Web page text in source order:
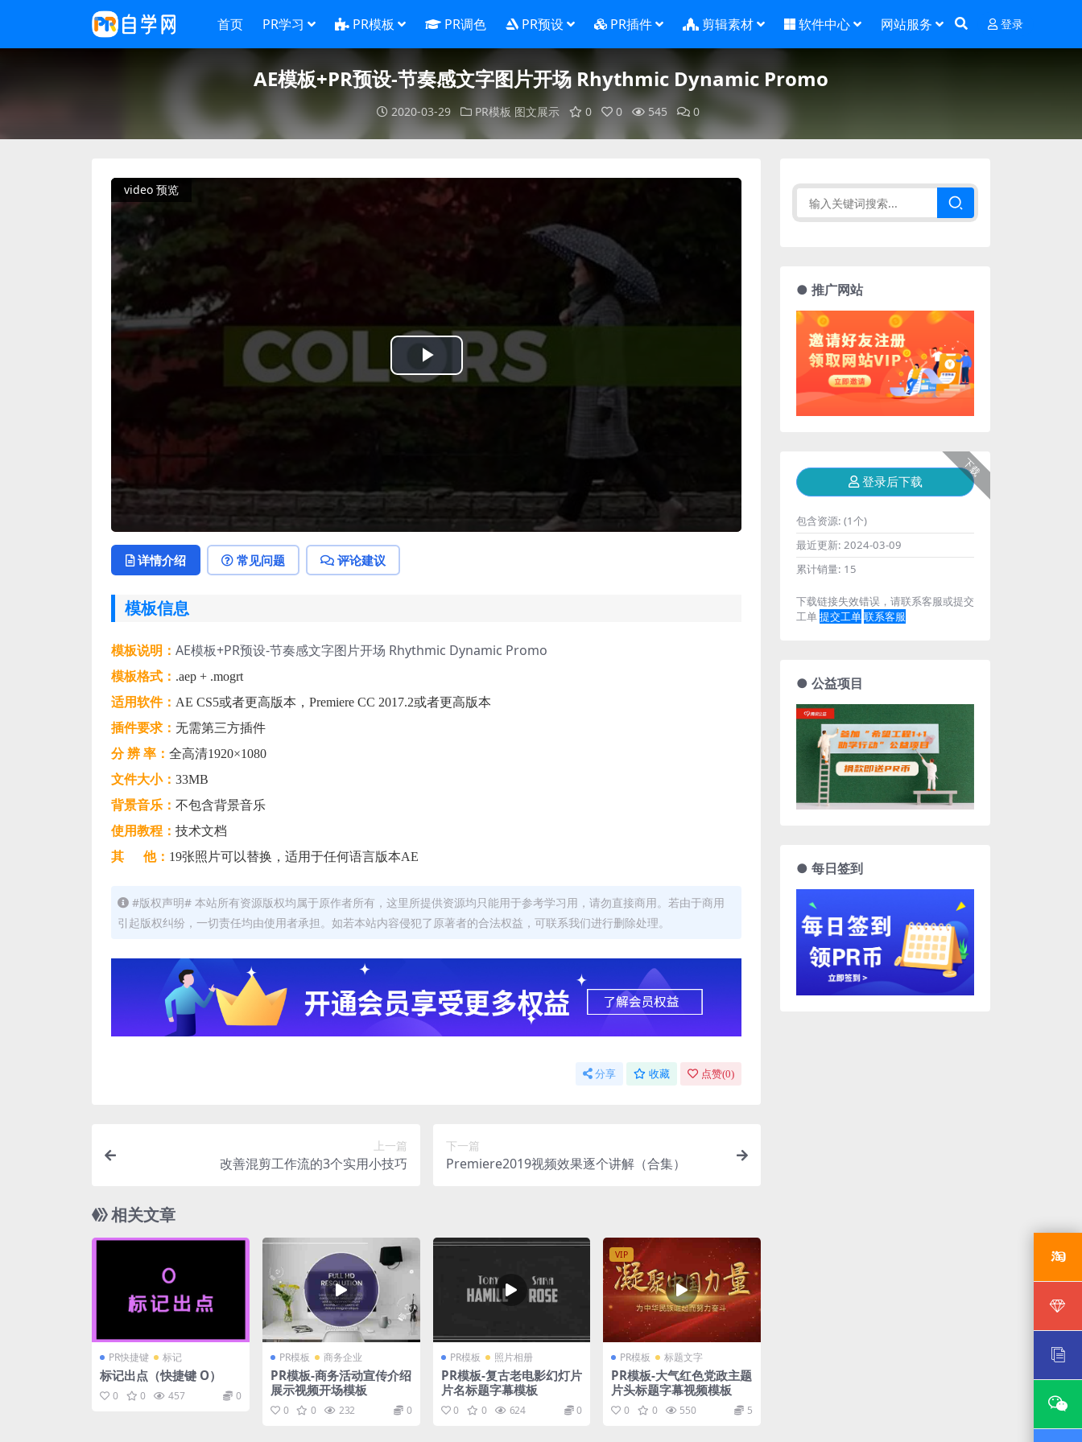
首页 PR学习 PR模板 PR调色 PR预设 PR插件 剪辑素材 软件中心 网站服务 登录
AE模板+PR预设-节奏感文字图片开场 Rhythmic Dynamic Promo
2020-03-29 PR模板 图文展示 0 0 545 0
video 预览
Play
详情介绍 常见问题 评论建议
模板信息
模板说明： AE模板+PR预设-节奏感文字图片开场 Rhythmic Dynamic Promo
模板格式： .aep + .mogrt
适用软件： AE CS5或者更高版本，Premiere CC 2017.2或者更高版本
插件要求： 无需第三方插件
分 辨 率： 全高清1920×1080
文件大小： 33MB
背景音乐： 不包含背景音乐
使用教程： 技术文档
其 他： 19张照片可以替换，适用于任何语言版本AE
#版权声明# 本站所有资源版权均属于原作者所有，这里所提供资源均只能用于参考学习用，请勿直接商用。若由于商用
引起版权纠纷，一切责任均由使用者承担。如若本站内容侵犯了原著者的合法权益，可联系我们进行删除处理。
分享 收藏 点赞(0)
上一篇
改善混剪工作流的3个实用小技巧
下一篇
Premiere2019视频效果逐个讲解（合集）
相关文章
PR快捷键 标记
标记出点（快捷键 O）
0 0 457 0
PR模板 商务企业
PR模板-商务活动宣传介绍
展示视频开场模板
0 0 232 0
PR模板 照片相册
PR模板-复古老电影幻灯片
片名标题字幕模板
0 0 624 0
VIP
PR模板 标题文字
PR模板-大气红色党政主题
片头标题字幕视频模板
0 0 550 5
● 推广网站
下载
登录后下载
包含资源: (1个)
最近更新: 2024-03-09
累计销量: 15
下载链接失效错误，请联系客服或提交
工单提交工单联系客服
● 公益项目
● 每日签到